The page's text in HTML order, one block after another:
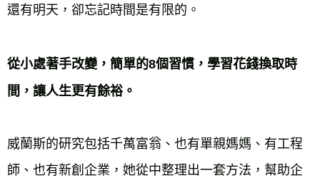
還有明天，卻忘記時間是有限的。
從小處著手改變，簡單的8個習慣，學習花錢換取時
間，讓人生更有餘裕。
威蘭斯的研究包括千萬富翁、也有單親媽媽、有工程
師、也有新創企業，她從中整理出一套方法，幫助企